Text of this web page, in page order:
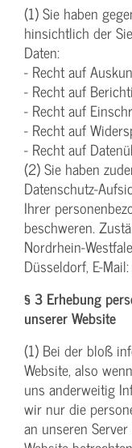
(1) Sie haben
hinsichtlich der
Daten:
- Recht auf
- Recht auf
- Recht auf
- Recht auf
- Recht auf
(2) Sie haben
Datenschutz-
Ihrer
beschweren.
Nordrhein-
Düsseldorf, E-
§ 3 Erhebung
unserer Website
(1) Bei der bloß
Website, also
uns anderweitig
wir nur die
an unseren